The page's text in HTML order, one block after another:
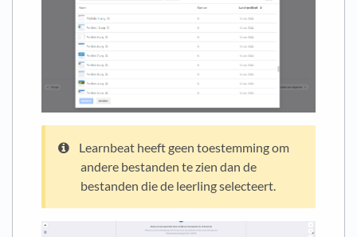
Learnbeat heeft geen toestemming om
andere bestanden te zien dan de
bestanden die de leerling selecteert.